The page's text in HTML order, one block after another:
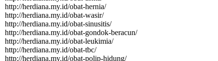
http:­//­herdiana.­my.­id/­obat-­hernia/­
http:­//­herdiana.­my.­id/­obat-­wasir/­
http:­//­herdiana.­my.­id/­obat-­sinusitis/­
http:­//­herdiana.­my.­id/­obat-­gondok-­beracun/­
http:­//­herdiana.­my.­id/­obat-­leukimia/­
http:­//­herdiana.­my.­id/­obat-­tbc/­
http:­//­herdiana.­my.­id/­obat-­polip-­hidung/­